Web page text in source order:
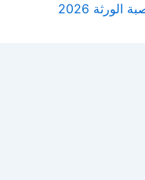
2026